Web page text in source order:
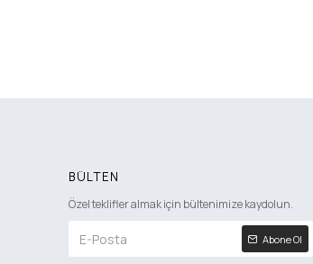
BÜLTEN
Özel teklifler almak için bültenimize kaydolun.
Abone Ol